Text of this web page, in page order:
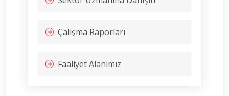
Çalışma Raporları
Faaliyet Alanımız